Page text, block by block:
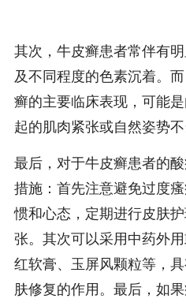
其次，牛皮癣患者常伴有
及不同程度的色素沉着。
癣的主要临床表现，可能
起的肌肉紧张或自然姿势不
最后，对于牛皮癣患者的
措施：首先注意避免过度
惯和心态，定期进行皮肤
张。其次可以采用中药外
红软膏、玉屏风颗粒等，
肤修复的作用。最后，如